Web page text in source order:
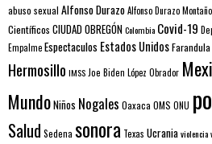
abuso sexual Alfonso DurazoAlfonso Durazo Montaño
Científicos CIUDAD OBREGÓNColombia Covid-19
EmpalmeEspectaculos Estados UnidosFarandula
Hermosillo IMSS Joe Biden López Obrador
MundoNiños Nogales Oaxaca OMS ONU
Salud Sedena sonora Texas Ucraniaviolencia